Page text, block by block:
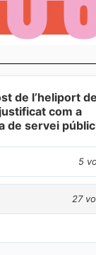
de l’heliport
com a
de servei